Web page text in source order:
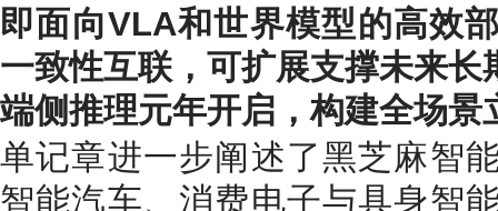
即面向VLA和世界模型的高效
一致性互联，可扩展支撑未来长
端侧推理元年开启，构建全场景
单记章进一步阐述了黑芝麻智
智能汽车、消费电子与具身智